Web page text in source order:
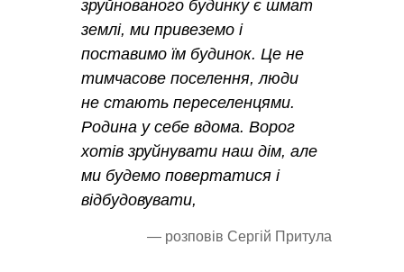
зруйнованого будинку є шмат
землі, ми привеземо і
поставимо їм будинок. Це не
тимчасове поселення, люди
не стають переселенцями.
Родина у себе вдома. Ворог
хотів зруйнувати наш дім, але
ми будемо повертатися і
відбудовувати,
— розповів Сергій Притула